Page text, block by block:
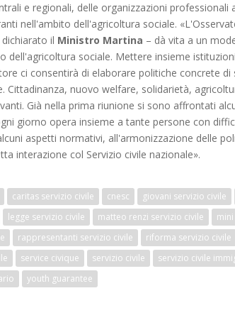
e regionali, delle organizzazioni professionali
nell'ambito dell'agricoltura sociale.
il Ministro Martina – dà vita a un
dell'agricoltura sociale. Mettere insieme
ci consentirà di elaborare politiche concrete di
Cittadinanza, nuovo welfare, solidarietà,
Già nella prima riunione si sono affrontati
giorno opera insieme a tante persone con
aspetti normativi, all'armonizzazione delle
interazione col Servizio civile nazionale».
caritas servizio civile cnesc giovani servizio civile
legge servizio civile matteo renzi servizio civile
rappresentanti servizio civile riforma servizio civile
service civique servizio civile servizio civile
youth guarantee